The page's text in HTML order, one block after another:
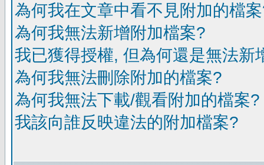
為何我在文章中看不見附加的檔
為何我無法新增附加檔案?
我已獲得授權, 但為何還是無法新
為何我無法刪除附加的檔案?
為何我無法下載/觀看附加的檔案?
我該向誰反映違法的附加檔案?